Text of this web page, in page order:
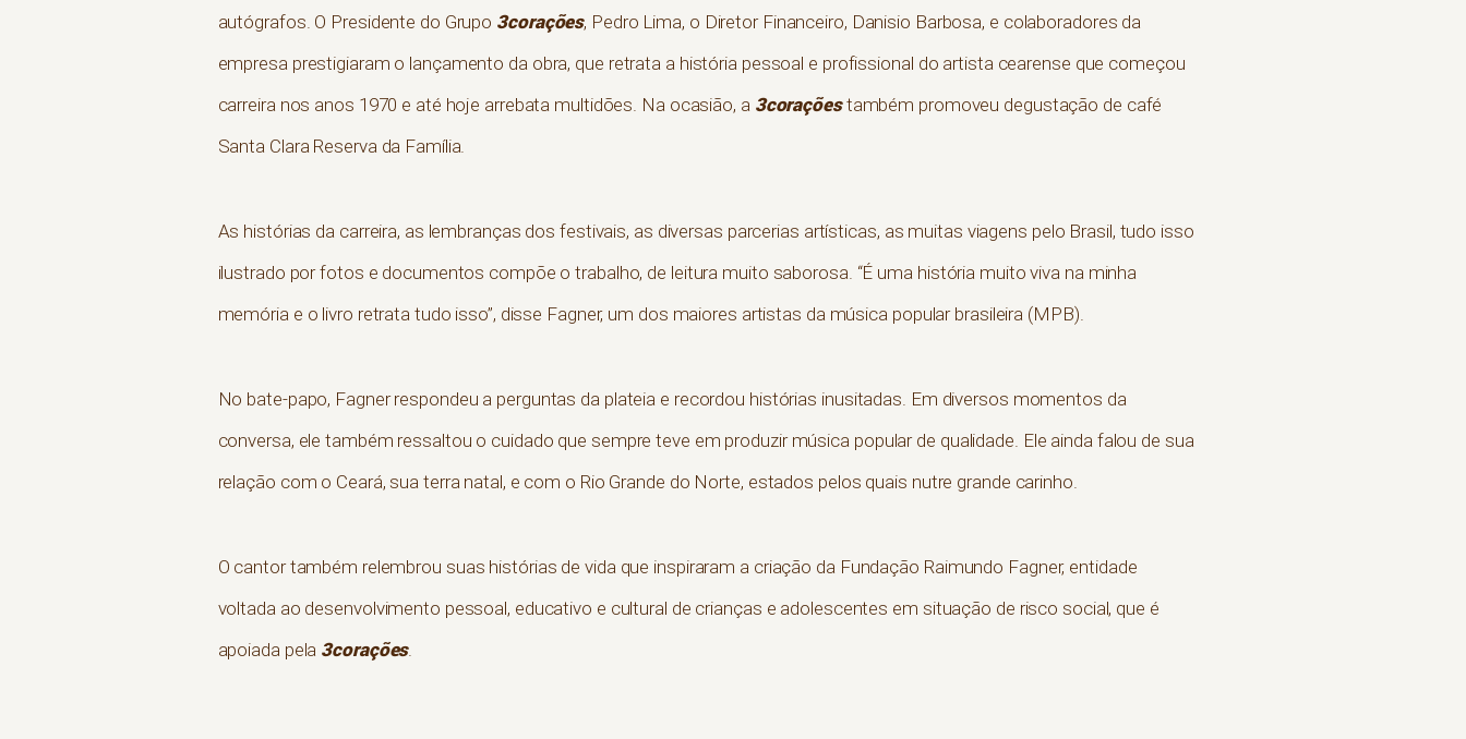
autógrafos. O Presidente do Grupo 3corações, Pedro Lima, o Diretor Financeiro, Danisio Barbosa, e colaboradores da
empresa prestigiaram o lançamento da obra, que retrata a história pessoal e profissional do artista cearense que começou
carreira nos anos 1970 e até hoje arrebata multidões. Na ocasião, a 3coraçõestambém promoveu degustação de café
Santa Clara Reserva da Família.
As histórias da carreira, as lembranças dos festivais, as diversas parcerias artísticas, as muitas viagens pelo Brasil, tudo isso
ilustrado por fotos e documentos compõe o trabalho, de leitura muito saborosa. “É uma história muito viva na minha
memória e o livro retrata tudo isso”, disse Fagner, um dos maiores artistas da música popular brasileira (MPB).
No bate-papo, Fagner respondeu a perguntas da plateia e recordou histórias inusitadas. Em diversos momentos da
conversa, ele também ressaltou o cuidado que sempre teve em produzir música popular de qualidade. Ele ainda falou de sua
relação com o Ceará, sua terra natal, e com o Rio Grande do Norte, estados pelos quais nutre grande carinho.
O cantor também relembrou suas histórias de vida que inspiraram a criação da Fundação Raimundo Fagner, entidade
voltada ao desenvolvimento pessoal, educativo e cultural de crianças e adolescentes em situação de risco social, que é
apoiada pela 3corações.